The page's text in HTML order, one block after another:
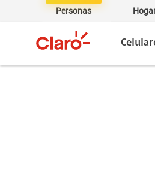
Personas